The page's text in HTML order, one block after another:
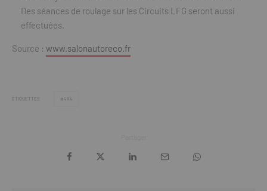
Des séances de roulage sur les Circuits LFG seront aussi
effectuées.
Source : www.salonautoreco.fr
ÉTIQUETTES 4X4